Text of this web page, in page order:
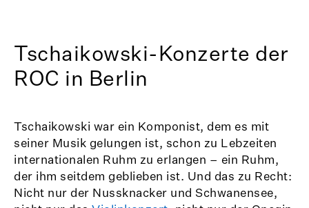
Tschaikowski-Konzerte der
ROC in Berlin
Tschaikowski war ein Komponist, dem es mit
seiner Musik gelungen ist, schon zu Lebzeiten
internationalen Ruhm zu erlangen – ein Ruhm,
der ihm seitdem geblieben ist. Und das zu Recht:
Nicht nur der Nussknacker und Schwanensee,